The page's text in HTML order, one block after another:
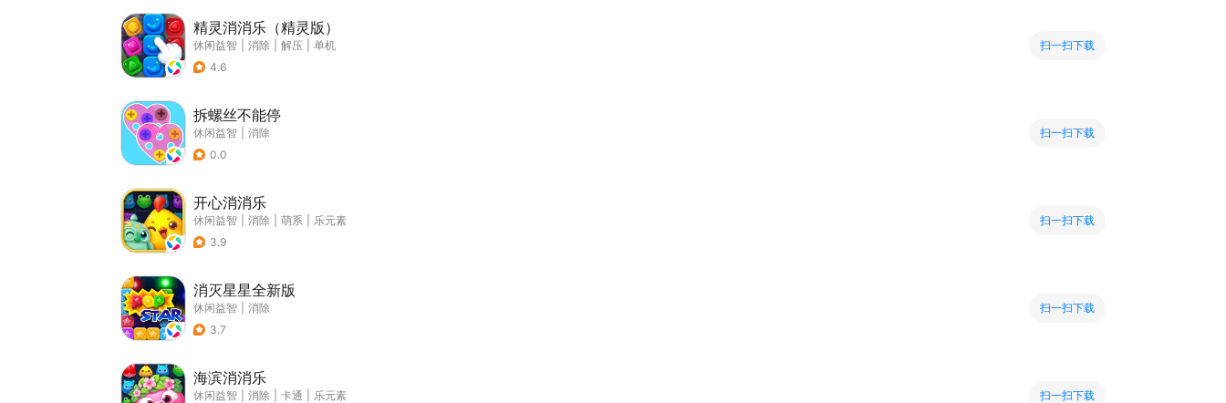
精灵消消乐（精灵版）
休闲益智 消除 解压
单机
4.6
扫一扫下载
拆螺丝不能停
休闲益智
消除
0.0
扫一扫下载
开心消消乐
休闲益智 消除 萌系
乐元素
3.9
扫一扫下载
消灭星星全新版
休闲益智
消除
3.7
扫一扫下载
海滨消消乐
休闲益智 消除 卡通
乐元素
扫一扫下载